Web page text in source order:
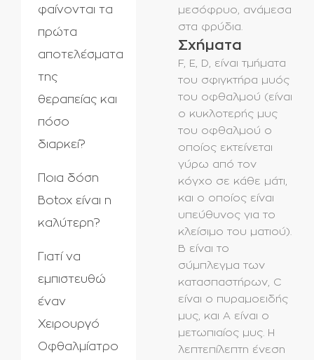
μεσόφρυο, ανάμεσα
στα φρύδια.
Σχήματα
F, E, D, είναι τμήματα
του σφιγκτήρα μυός
του οφθαλμού (είναι
ο κυκλοτερής μυς
του οφθαλμού ο
οποίος εκτείνεται
γύρω από τον
κόγχο σε κάθε μάτι,
και ο οποίος είναι
υπεύθυνος για το
κλείσιμο του ματιού).
Β είναι το
σύμπλεγμα των
κατασπαστήρων, C
είναι ο πυραμοειδής
μυς, και Α είναι ο
μετωπιαίος μυς. Η
λεπτεπίλεπτη ένεση
φαίνονται τα
πρώτα
αποτελέσματα
της
θεραπείας και
πόσο
διαρκεί?
Ποια δόση
Botox είναι η
καλύτερη?
Γιατί να
εμπιστευθώ
έναν
Χειρουργό
Οφθαλμίατρο